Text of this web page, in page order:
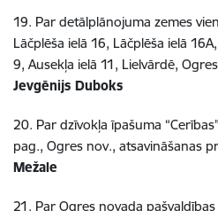
19. Par detālplānojuma zemes
Lāčplēša ielā 16, Lāčplēša ielā
9, Ausekļa ielā 11, Lielvārdē,
Jevgēnijs Duboks
20. Par dzīvokļa īpašuma
pag., Ogres nov., atsavināšanas
Mežale
21. Par Ogres novada